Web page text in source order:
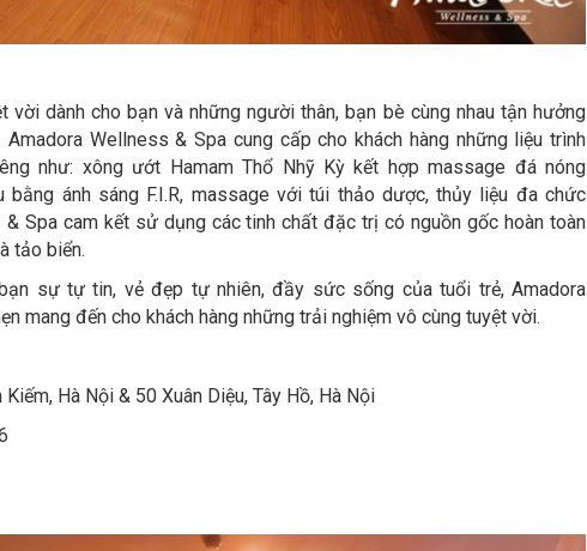
vời dành cho bạn và những người thân, bạn bè cùng nhau tận hưởng
Wellness & Spa cung cấp cho khách hàng những liệu trình
như: xông ướt Hamam Thổ Nhỹ Kỳ kết hợp massage đá nóng
bằng ánh sáng F.I.R, massage với túi thảo dược, thủy liệu đa chức
Spa cam kết sử dụng các tinh chất đặc trị có nguồn gốc hoàn toàn
tảo biển.
sự tự tin, vẻ đẹp tự nhiên, đầy sức sống của tuổi trẻ, Amadora
mang đến cho khách hàng những trải nghiệm vô cùng tuyệt vời.
Hà Nội & 50 Xuân Diệu, Tây Hồ, Hà Nội